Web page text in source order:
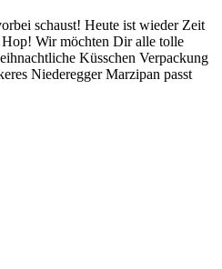
schaust! Heute ist wieder Zeit
Wir möchten Dir alle tolle
Küsschen Verpackung
Niederegger Marzipan passt